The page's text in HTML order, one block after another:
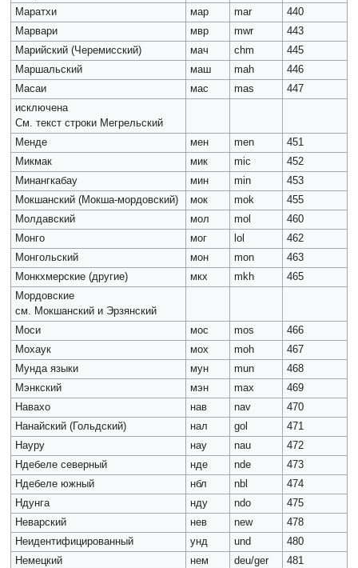
Маратхи
мар mar
440
Марвари
мвр mwr
443
Марийский (Черемисский)
мач chm
445
Маршальский
маш mah
446
Масаи
мас mas
447
исключена
См. текст строки Мегрельский
Менде
мен men
451
Микмак
мик mic
452
Минангкабау
мин min
453
Мокшанский (Мокша-мордовский)
мок mok
455
Молдавский
мол mol
460
Монго
мог lol
462
Монгольский
мон mon
463
Монкхмерские (другие)
мкх mkh
465
Мордовские
см. Мокшанский и Эрзянский
Моси
мос mos
466
Мохаук
мох moh
467
Мунда языки
мун mun
468
Мэнкский
мэн max
469
Навахо
нав nav
470
Нанайский (Гольдский)
нал gol
471
Науру
нау nau
472
Ндебеле северный
нде nde
473
Ндебеле южный
нбл nbl
474
Ндунга
нду ndo
475
Неварский
нев new
478
Неидентифицированный
унд und
480
Немецкий
нем deu/ger
481